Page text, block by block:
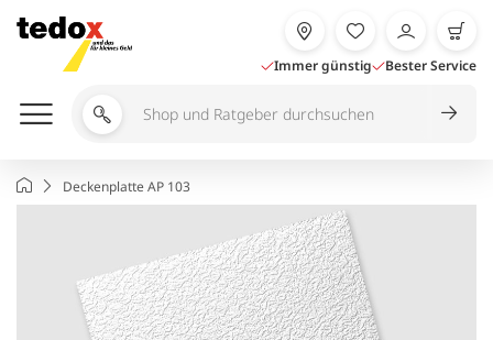
Inhalt
springen
Immer günstig Bester Service
Shop
durchsuchen
StartseiteDeckenplatte AP 103